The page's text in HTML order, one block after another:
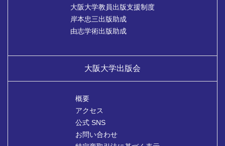
大阪大学教員出版支援制度
岸本忠三出版助成
由志学術出版助成
大阪大学出版会
概要
アクセス
公式 SNS
お問い合わせ